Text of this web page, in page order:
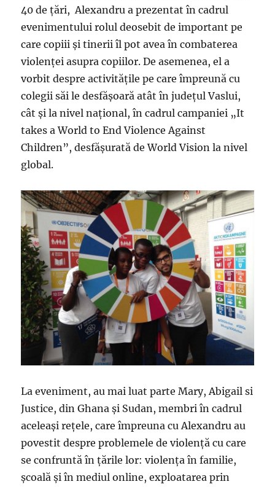
40 de ţări, Alexandru a prezentat în cadrul
evenimentului rolul deosebit de important pe
care copiii şi tinerii îl pot avea în combaterea
violenţei asupra copiilor. De asemenea, el a
vorbit despre activităţile pe care împreună cu
colegii săi le desfăşoară atât în judeţul Vaslui,
cât şi la nivel naţional, în cadrul campaniei „It
takes a World to End Violence Against
Children”, desfăşurată de World Vision la nivel
global.
La eveniment, au mai luat parte Mary, Abigail si
Justice, din Ghana şi Sudan, membri în cadrul
aceleaşi reţele, care împreuna cu Alexandru au
povestit despre problemele de violenţă cu care
se confruntă în ţările lor: violenţa în familie,
şcoală şi în mediul online, exploatarea prin